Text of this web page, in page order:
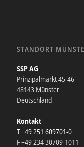
STANDORT
SSP AG
Prinzipalmarkt 45-46
48143 Münster
Deutschland
Kontakt
T +49 251 609701-0
F +49 234 30709-1011